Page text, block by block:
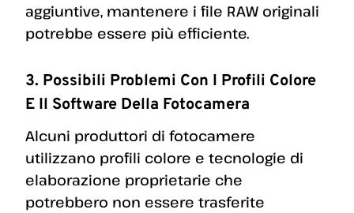
aggiuntive, mantenere i file RAW originali
potrebbe essere più efficiente.
3. Possibili Problemi Con I Profili Colore
E Il Software Della Fotocamera
Alcuni produttori di fotocamere
utilizzano profili colore e tecnologie di
elaborazione proprietarie che
potrebbero non essere trasferite